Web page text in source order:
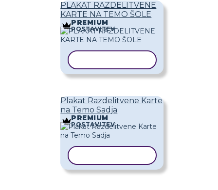
PLAKAT RAZDELITVENE
KARTE NA TEMO ŠOLE
PREMIUM
POSTAVITEV
Plakat Razdelitvene Karte
na Temo Sadja
PREMIUM
POSTAVITEV